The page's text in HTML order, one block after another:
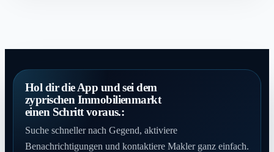
Hol dir die App und sei dem
zyprischen Immobilienmarkt
einen Schritt voraus.:
Suche schneller nach Gegend, aktiviere
Benachrichtigungen und kontaktiere Makler ganz einfach.